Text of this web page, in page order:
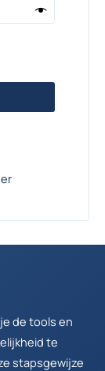
de tools en
te
stapsgewijze